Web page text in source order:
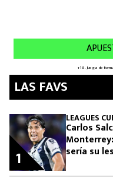
LAS FAVS
LEAGUES
Carlos
sería su
1